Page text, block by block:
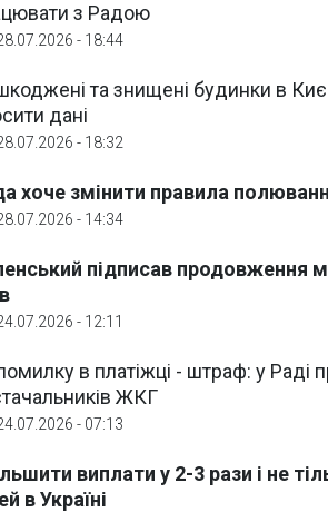
з Радою
- 18:44
та знищені будинки в
дані
- 18:32
хоче змінити правила
- 14:34
підписав продовження
- 12:11
в платіжці - штраф: у Раді
ЖКГ
- 07:13
виплати у 2-3 рази і не
в Україні